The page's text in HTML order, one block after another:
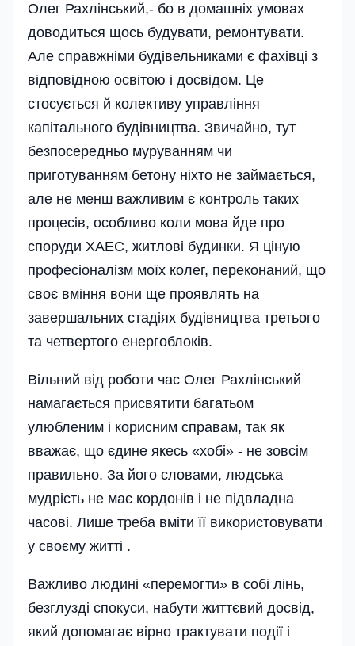
Олег Рахлінський,- бо в домашніх умовах
доводиться щось будувати, ремонтувати.
Але справжніми будівельниками є фахівці з
відповідною освітою і досвідом. Це
стосується й колективу управління
капітального будівництва. Звичайно, тут
безпосередньо муруванням чи
приготуванням бетону ніхто не займається,
але не менш важливим є контроль таких
процесів, особливо коли мова йде про
споруди ХАЕС, житлові будинки. Я ціную
професіоналізм моїх колег, переконаний, що
своє вміння вони ще проявлять на
завершальних стадіях будівництва третього
та четвертого енергоблоків.
Вільний від роботи час Олег Рахлінський
намагається присвятити багатьом
улюбленим і корисним справам, так як
вважає, що єдине якесь «хобі» - не зовсім
правильно. За його словами, людська
мудрість не має кордонів і не підвладна
часові. Лише треба вміти її використовувати
у своєму житті .
Важливо людині «перемогти» в собі лінь,
безглузді спокуси, набути життєвий досвід,
який допомагає вірно трактувати події і